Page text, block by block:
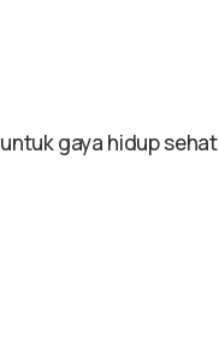
untuk gaya hidup sehat